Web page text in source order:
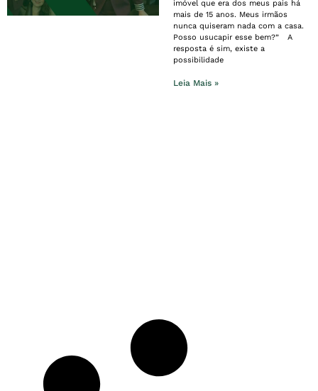
imóvel que era dos meus pais há
mais de 15 anos. Meus irmãos
nunca quiseram nada com a casa.
Posso usucapir esse bem?” A
resposta é sim, existe a
possibilidade
Leia Mais »